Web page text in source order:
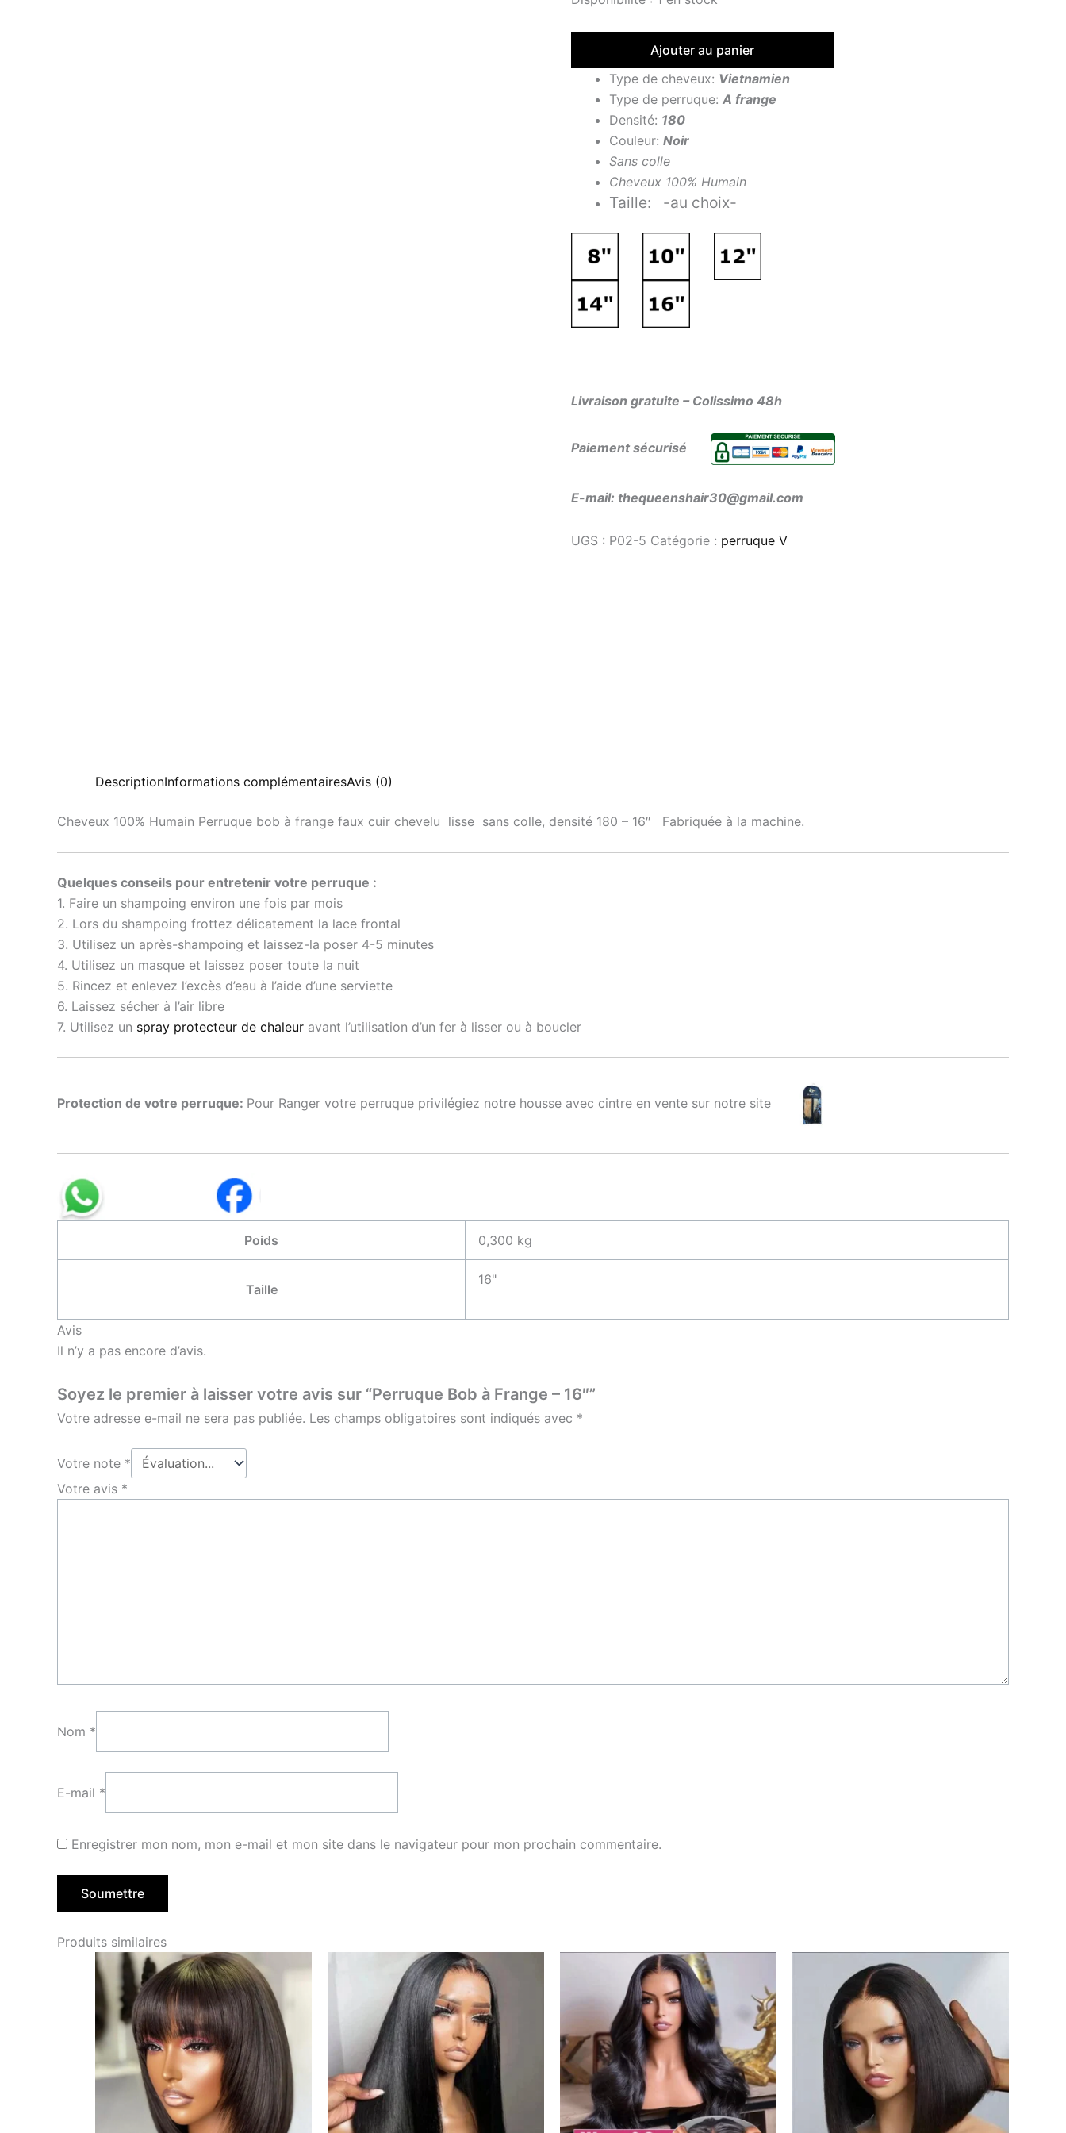
Ajouter au panier
Type de cheveux: Vietnamien
Type de perruque: A frange
Densité: 180
Couleur: Noir
Sans colle
Cheveux 100% Humain
Taille: -au choix-
Livraison gratuite – Colissimo 48h
Paiement sécurisé
E-mail: thequeenshair30@gmail.com
UGS : P02-5 Catégorie : perruque V
DescriptionInformations complémentairesAvis (0)
Cheveux 100% Humain Perruque bob à frange faux cuir chevelu lisse sans colle, densité 180 – 16″ Fabriquée à la machine.
Quelques conseils pour entretenir votre perruque :
1. Faire un shampoing environ une fois par mois
2. Lors du shampoing frottez délicatement la lace frontal
3. Utilisez un après-shampoing et laissez-la poser 4-5 minutes
4. Utilisez un masque et laissez poser toute la nuit
5. Rincez et enlevez l’excès d’eau à l’aide d’une serviette
6. Laissez sécher à l’air libre
7. Utilisez un spray protecteur de chaleur avant l’utilisation d’un fer à lisser ou à boucler
Protection de votre perruque: Pour Ranger votre perruque privilégiez notre housse avec cintre en vente sur notre site
Poids 0,300 kg
Taille
16"
Avis
Il n’y a pas encore d’avis.
Soyez le premier à laisser votre avis sur “Perruque Bob à Frange – 16″”
Votre adresse e-mail ne sera pas publiée. Les champs obligatoires sont indiqués avec *
Votre note *
Votre avis *
Nom *
E-mail *
Enregistrer mon nom, mon e-mail et mon site dans le navigateur pour mon prochain commentaire.
Produits similaires